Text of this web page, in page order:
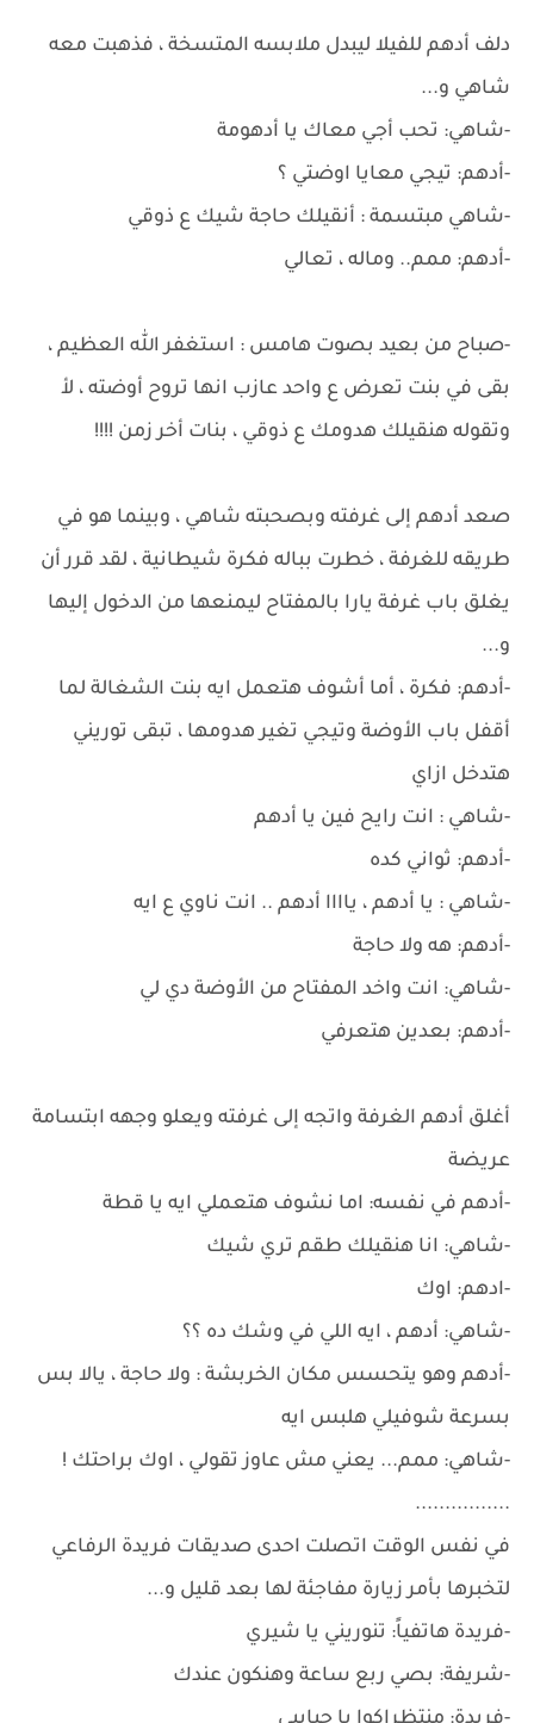
دلف أدهم للفيلا ليبدل ملابسه المتسخة ، فذهبت معه
شاهي و...
-شاهي: تحب أجي معاك يا أدهومة
-أدهم: تيجي معايا اوضتي ؟
-شاهي مبتسمة : أنقيلك حاجة شيك ع ذوقي
-أدهم: ممم.. وماله ، تعالي
-صباح من بعيد بصوت هامس : استغفر الله العظيم ،
بقى في بنت تعرض ع واحد عازب انها تروح أوضته ، لأ
وتقوله هنقيلك هدومك ع ذوقي ، بنات أخر زمن !!!!
صعد أدهم إلى غرفته وبصحبته شاهي ، وبينما هو في
طريقه للغرفة ، خطرت بباله فكرة شيطانية ، لقد قرر أن
يغلق باب غرفة يارا بالمفتاح ليمنعها من الدخول إليها
و...
-أدهم: فكرة ، أما أشوف هتعمل ايه بنت الشغالة لما
أقفل باب الأوضة وتيجي تغير هدومها ، تبقى توريني
هتدخل ازاي
-شاهي : انت رايح فين يا أدهم
-أدهم: ثواني كده
-شاهي : يا أدهم ، ياااا أدهم .. انت ناوي ع ايه
-أدهم: هه ولا حاجة
-شاهي: انت واخد المفتاح من الأوضة دي لي
-أدهم: بعدين هتعرفي
أغلق أدهم الغرفة واتجه إلى غرفته ويعلو وجهه ابتسامة
عريضة
-أدهم في نفسه: اما نشوف هتعملي ايه يا قطة
-شاهي: انا هنقيلك طقم تري شيك
-ادهم: اوك
-شاهي: أدهم ، ايه اللي في وشك ده ؟؟
-أدهم وهو يتحسس مكان الخربشة : ولا حاجة ، يالا بس
بسرعة شوفيلي هلبس ايه
-شاهي: ممم... يعني مش عاوز تقولي ، اوك براحتك !
................
في نفس الوقت اتصلت احدى صديقات فريدة الرفاعي
لتخبرها بأمر زيارة مفاجئة لها بعد قليل و...
-فريدة هاتفياً: تنوريني يا شيري
-شريفة: بصي ربع ساعة وهنكون عندك